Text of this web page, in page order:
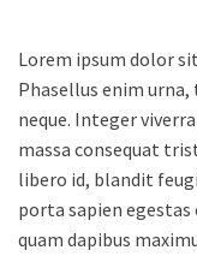
Lorem ipsum dolor
Phasellus enim
neque. Integer
massa consequat
libero id, blandit
porta sapien
quam dapibus